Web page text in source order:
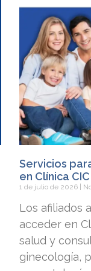
Servicios
en Clínica CIC
1 de julio de 2026
Los afiliados
acceder en
salud y
ginecología,